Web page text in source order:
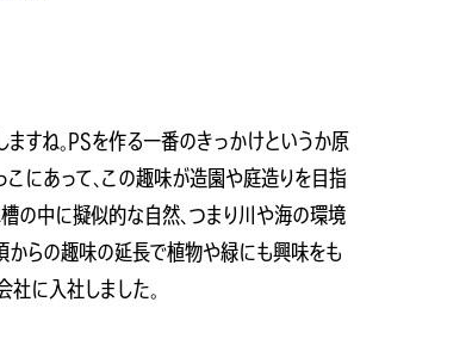
すね。PSを作る一番のきっかけというか原
こにあって、この趣味が造園や庭造りを目指
槽の中に擬似的な自然、つまり川や海の環境
からの趣味の延長で植物や緑にも興味をも
社に入社しました。